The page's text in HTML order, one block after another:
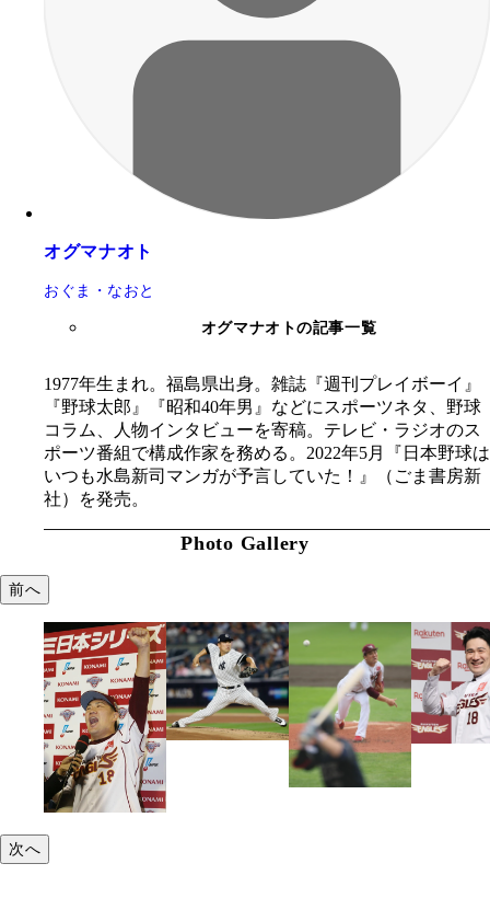
オグマナオト
おぐま・なおと
オグマナオトの記事一覧
1977年生まれ。福島県出身。雑誌『週刊プレイボーイ』
『野球太郎』『昭和40年男』などにスポーツネタ、野球
コラム、人物インタビューを寄稿。テレビ・ラジオのス
ポーツ番組で構成作家を務める。2022年5月『日本野球は
いつも水島新司マンガが予言していた！』（ごま書房新
社）を発売。
Photo Gallery
前へ
次へ